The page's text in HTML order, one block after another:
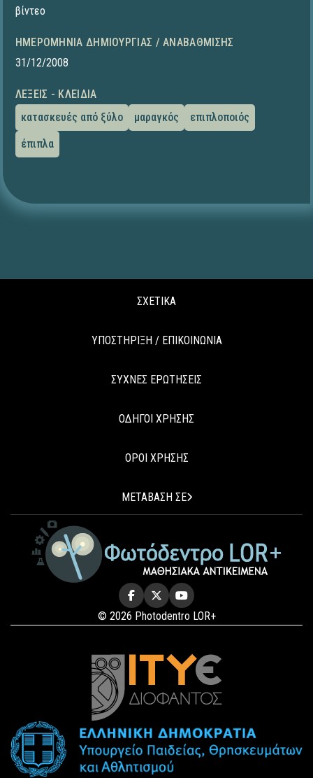
βίντεο
ΗΜΕΡΟΜΗΝΊΑ ΔΗΜΙΟΥΡΓΊΑΣ / ΑΝΑΒΆΘΜΙΣΗΣ
31/12/2008
ΛΈΞΕΙΣ - ΚΛΕΙΔΙΆ
κατασκευές από ξύλο
μαραγκός
επιπλοποιός
έπιπλα
ΣΧΕΤΙΚΑ
ΥΠΟΣΤΗΡΙΞΗ / ΕΠΙΚΟΙΝΩΝΙΑ
ΣΥΧΝΕΣ ΕΡΩΤΗΣΕΙΣ
ΟΔΗΓΟΙ ΧΡΗΣΗΣ
ΟΡΟΙ ΧΡΗΣΗΣ
ΜΕΤΑΒΑΣΗ ΣΕ
© 2026 Photodentro LOR+